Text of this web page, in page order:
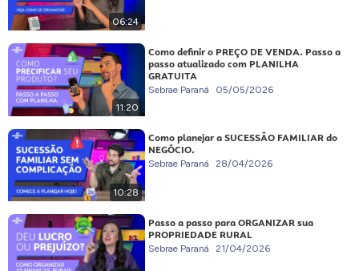
06:24
11:20
Como definir o PREÇO DE VENDA. Passo a
passo atualizado com PLANILHA
GRATUITA
Sebrae Paraná 05/05/2026
10:28
Como planejar a SUCESSÃO FAMILIAR do
NEGÓCIO.
Sebrae Paraná 28/04/2026
Passo a passo para ORGANIZAR sua
PROPRIEDADE RURAL
Sebrae Paraná 21/04/2026